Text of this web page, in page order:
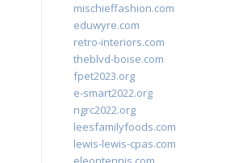
mischieffashion.com
eduwyre.com
retro-interiors.com
theblvd-boise.com
fpet2023.org
e-smart2022.org
ngrc2022.org
leesfamilyfoods.com
lewis-lewis-cpas.com